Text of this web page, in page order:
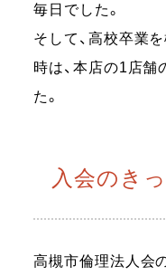
毎日でした。
そして、高校卒業
時は、本店の1店舗
た。
入会のき
高槻市倫理法人会